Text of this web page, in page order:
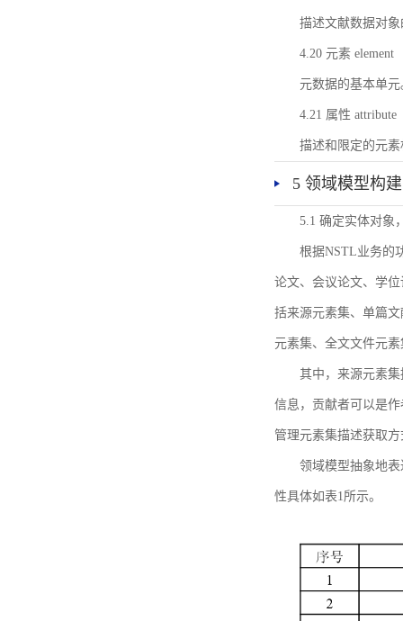
描述文献数据对
4.20 元素 element
元数据的基本单元
4.21 属性 attribute
描述和限定的元
5 领域模型构建
5.1 确定实体对象
根据NSTL业务的
论文、会议论文、学
括来源元素集、单篇
元素集、全文文件元
其中，来源元素
信息，贡献者可以是
管理元素集描述获取
领域模型抽象地
性具体如表1所示。